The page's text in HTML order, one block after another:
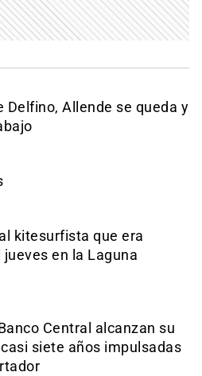
Delfino, Allende se queda y
kitesurfista que era
en la Laguna
Central alcanzan su
siete años impulsadas